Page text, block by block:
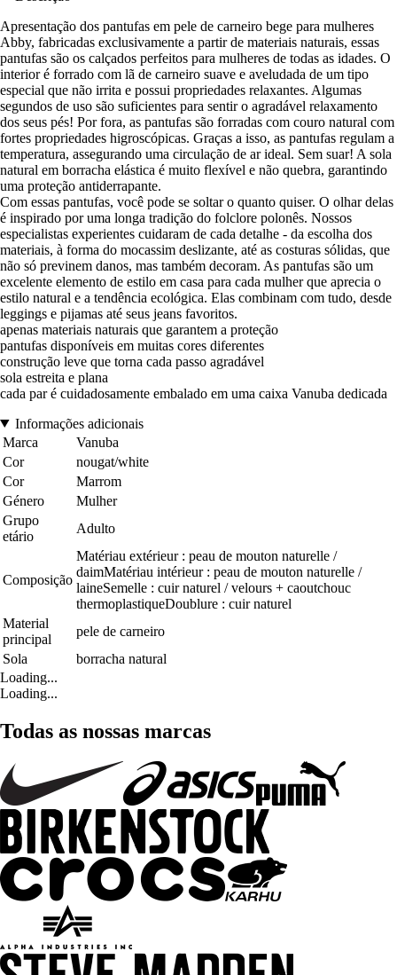
Apresentação dos pantufas em pele de carneiro bege para mulheres
Abby, fabricadas exclusivamente a partir de materiais naturais, essas
pantufas são os calçados perfeitos para mulheres de todas as idades. O
interior é forrado com lã de carneiro suave e aveludada de um tipo
especial que não irrita e possui propriedades relaxantes. Algumas
segundos de uso são suficientes para sentir o agradável relaxamento
dos seus pés! Por fora, as pantufas são forradas com couro natural com
fortes propriedades higroscópicas. Graças a isso, as pantufas regulam a
temperatura, assegurando uma circulação de ar ideal. Sem suar! A sola
natural em borracha elástica é muito flexível e não quebra, garantindo
uma proteção antiderrapante.
Com essas pantufas, você pode se soltar o quanto quiser. O olhar delas
é inspirado por uma longa tradição do folclore polonês. Nossos
especialistas experientes cuidaram de cada detalhe - da escolha dos
materiais, à forma do mocassim deslizante, até as costuras sólidas, que
não só previnem danos, mas também decoram. As pantufas são um
excelente elemento de estilo em casa para cada mulher que aprecia o
estilo natural e a tendência ecológica. Elas combinam com tudo, desde
leggings e pijamas até seus jeans favoritos.
apenas materiais naturais que garantem a proteção
pantufas disponíveis em muitas cores diferentes
construção leve que torna cada passo agradável
sola estreita e plana
cada par é cuidadosamente embalado em uma caixa Vanuba dedicada
Informações adicionais
Marca
Vanuba
Cor
nougat/white
Cor
Marrom
Género
Mulher
Grupo
etário
Adulto
Composição
Matériau extérieur : peau de mouton naturelle /
daimMatériau intérieur : peau de mouton naturelle /
laineSemelle : cuir naturel / velours + caoutchouc
thermoplastiqueDoublure : cuir naturel
Material
principal
pele de carneiro
Sola
borracha natural
Loading...
Loading...
Todas as nossas marcas